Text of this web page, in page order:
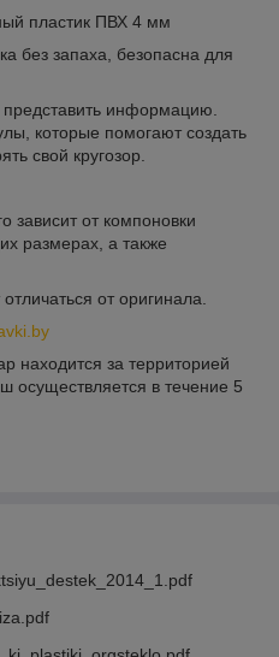
пластик ПВХ 4 мм
без запаха, безопасна для
представить информацию.
которые помогают создать
свой кругозор.
зависит от компоновки
размерах, а также
от оригинала.
находится за территорией
осуществляется в течение 5